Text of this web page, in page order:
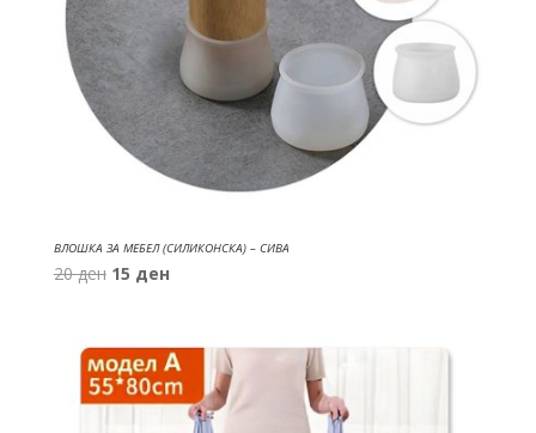
ВЛОШКА ЗА МЕБЕЛ (СИЛИКОНСКА) – СИВА
20ден Original
20 ден.
15 денCurrent
15 ден.